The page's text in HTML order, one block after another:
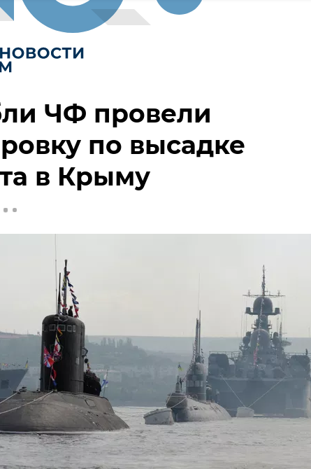
ЧФ провели
по высадке
в Крыму